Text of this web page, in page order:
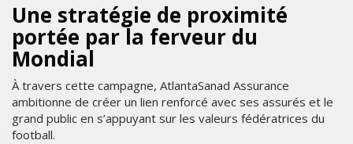
Une stratégie de proximité
portée par la ferveur du
Mondial
À travers cette campagne, AtlantaSanad Assurance
ambitionne de créer un lien renforcé avec ses assurés et le
grand public en s’appuyant sur les valeurs fédératrices du
football.